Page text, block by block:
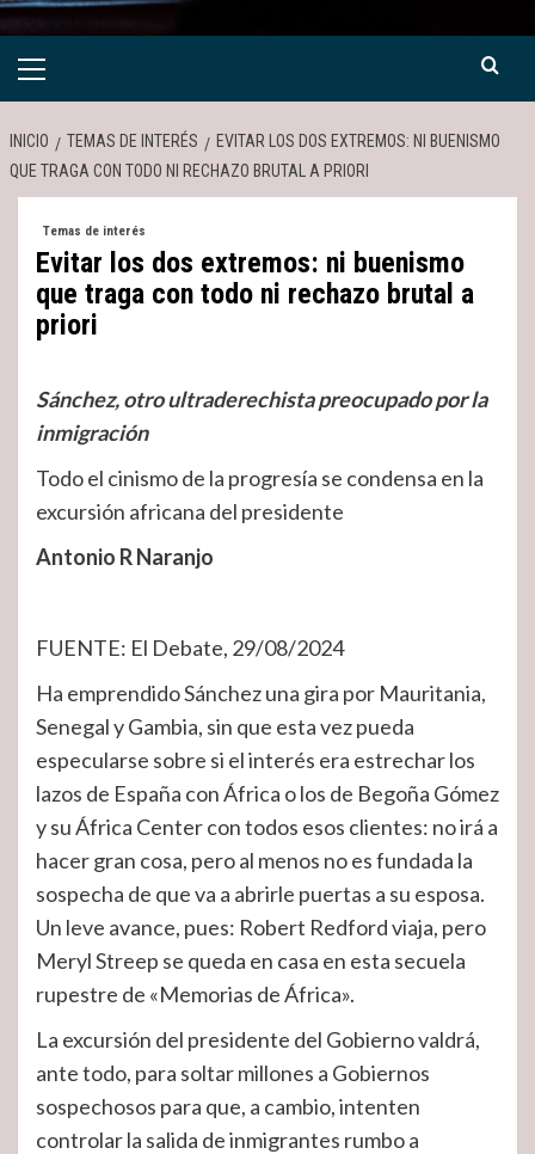
Menú
INICIO TEMAS DE INTERÉS
EVITAR LOS DOS EXTREMOS: NI BUENISMO
QUE TRAGA CON TODO NI RECHAZO BRUTAL A PRIORI
Temas de interés
Evitar los dos extremos: ni buenismo
que traga con todo ni rechazo brutal a
priori
Sánchez, otro ultraderechista preocupado por la
inmigración
Todo el cinismo de la progresía se condensa en la
excursión africana del presidente
Antonio R Naranjo
FUENTE: El Debate, 29/08/2024
Ha emprendido Sánchez una gira por Mauritania,
Senegal y Gambia, sin que esta vez pueda
especularse sobre si el interés era estrechar los
lazos de España con África o los de Begoña Gómez
y su África Center con todos esos clientes: no irá a
hacer gran cosa, pero al menos no es fundada la
sospecha de que va a abrirle puertas a su esposa.
Un leve avance, pues: Robert Redford viaja, pero
Meryl Streep se queda en casa en esta secuela
rupestre de «Memorias de África».
La excursión del presidente del Gobierno valdrá,
ante todo, para soltar millones a Gobiernos
sospechosos para que, a cambio, intenten
controlar la salida de inmigrantes rumbo a